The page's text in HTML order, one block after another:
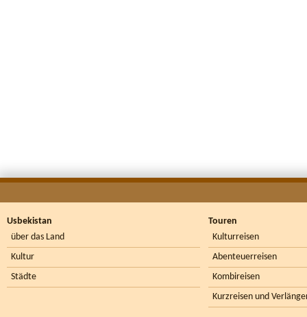
Usbekistan
über das Land
Kultur
Städte
Touren
Kulturreisen
Abenteuerreisen
Kombireisen
Kurzreisen und